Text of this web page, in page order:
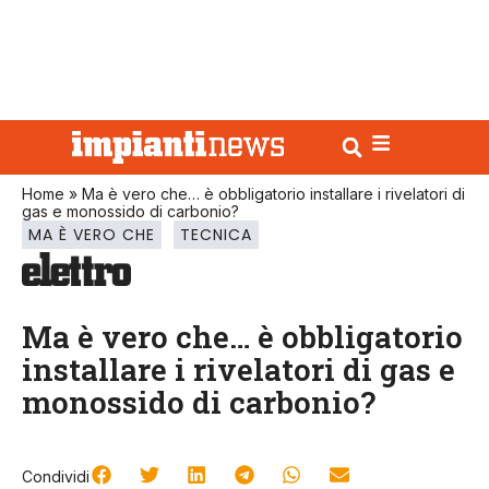
Home » Ma è vero che… è obbligatorio installare i rivelatori di
gas e monossido di carbonio?
MA È VERO CHE TECNICA
Ma è vero che… è obbligatorio
installare i rivelatori di gas e
monossido di carbonio?
Condividi